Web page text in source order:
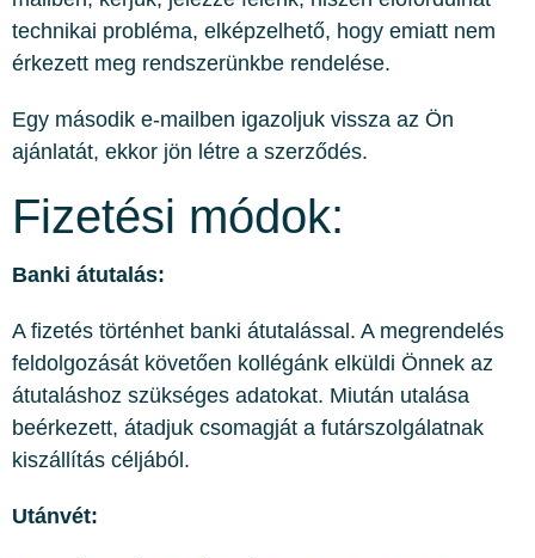
technikai probléma, elképzelhető, hogy emiatt nem
érkezett meg rendszerünkbe rendelése.
Egy második e-mailben igazoljuk vissza az Ön
ajánlatát, ekkor jön létre a szerződés.
Fizetési módok:
Banki átutalás:
A fizetés történhet banki átutalással. A megrendelés
feldolgozását követően kollégánk elküldi Önnek az
átutaláshoz szükséges adatokat. Miután utalása
beérkezett, átadjuk csomagját a futárszolgálatnak
kiszállítás céljából.
Utánvét: